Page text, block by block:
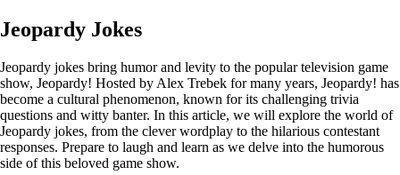
Jeopardy Jokes
Jeopardy jokes bring humor and levity to the popular television game
show, Jeopardy! Hosted by Alex Trebek for many years, Jeopardy! has
become a cultural phenomenon, known for its challenging trivia
questions and witty banter. In this article, we will explore the world of
Jeopardy jokes, from the clever wordplay to the hilarious contestant
responses. Prepare to laugh and learn as we delve into the humorous
side of this beloved game show.